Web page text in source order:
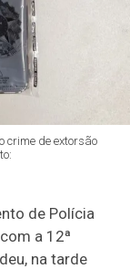
crime de extorsão
de Polícia
a 12ª
na tarde